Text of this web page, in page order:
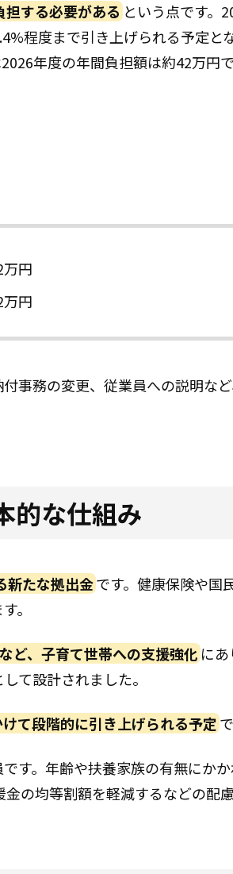
する必要がある という点です。
程度まで引き上げられる予定と
年度の年間負担額は約42万円
円
円
事務の変更、従業員への説明など
的な仕組み
新たな拠出金です。健康保険や国
。
など、子育て世帯への支援強化 に
て設計されました。
て段階的に引き上げられる予定
す。年齢や扶養家族の有無にか
の均等割額を軽減するなどの配慮